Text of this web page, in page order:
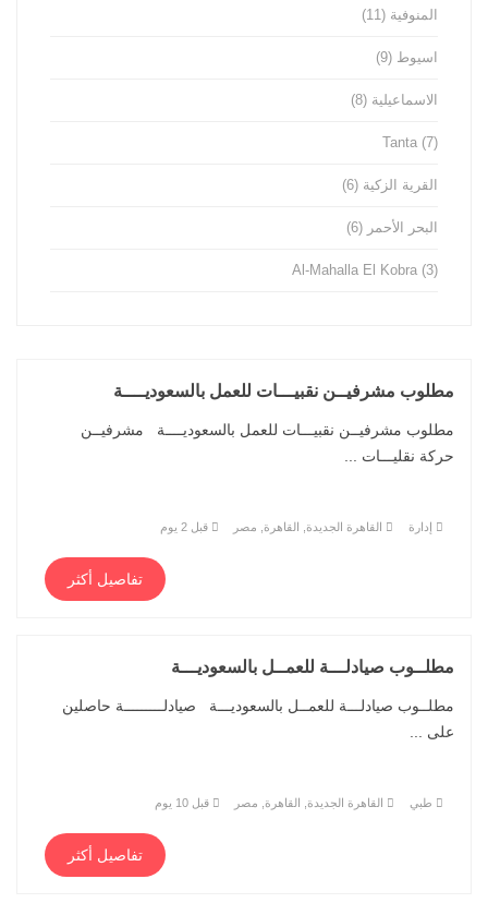
المنوفية (11)
اسيوط (9)
الاسماعيلية (8)
Tanta (7)
القرية الزكية (6)
البحر الأحمر (6)
Al-Mahalla El Kobra (3)
مطلوب مشرفيــن نقبيـــات للعمل بالسعوديــــة
مطلوب مشرفيــن نقبيـــات للعمل بالسعوديــــة مشرفيــن
حركة نقليـــات ...
إدارة القاهرة الجديدة, القاهرة, مصر قبل 2 يوم
تفاصيل أكثر
مطلــوب صيادلـــة للعمــل بالسعوديـــة
مطلــوب صيادلـــة للعمــل بالسعوديـــة صيادلـــــــــة حاصلين
على ...
طبي القاهرة الجديدة, القاهرة, مصر قبل 10 يوم
تفاصيل أكثر